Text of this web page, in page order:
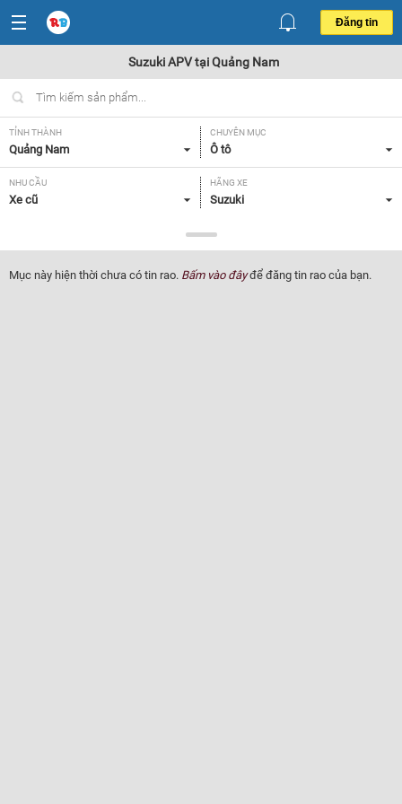
Đăng tin
Suzuki APV tại Quảng Nam
TỈNH THÀNH
Quảng Nam
CHUYÊN MỤC
Ô tô
NHU CẦU
Xe cũ
HÃNG XE
Suzuki
APV
NĂM SẢN XUẤT
Tất cả
GIÁ XE XUẤT XỨ
Mục này hiện thời chưa có tin rao. Bấm vào đâyđể đăng tin rao của bạn.